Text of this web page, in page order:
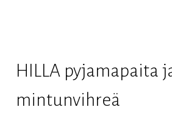
HILLA pyjamapaita
mintunvihreä